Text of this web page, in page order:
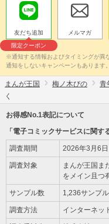
友だち追加
限定クーポン
メルマガ
※通知する情報およびタイミングが異
通知をしないキャンペーンもあります
まんが王国 梅ノ木びの 青
く
お得感No.1表記について
「電子コミックサービスに関す
調査期間 2026年3月6
調査対象
まんが王国ま
をメイン且つ
サンプル数 1,236サンプル
調査方法 インターネッ